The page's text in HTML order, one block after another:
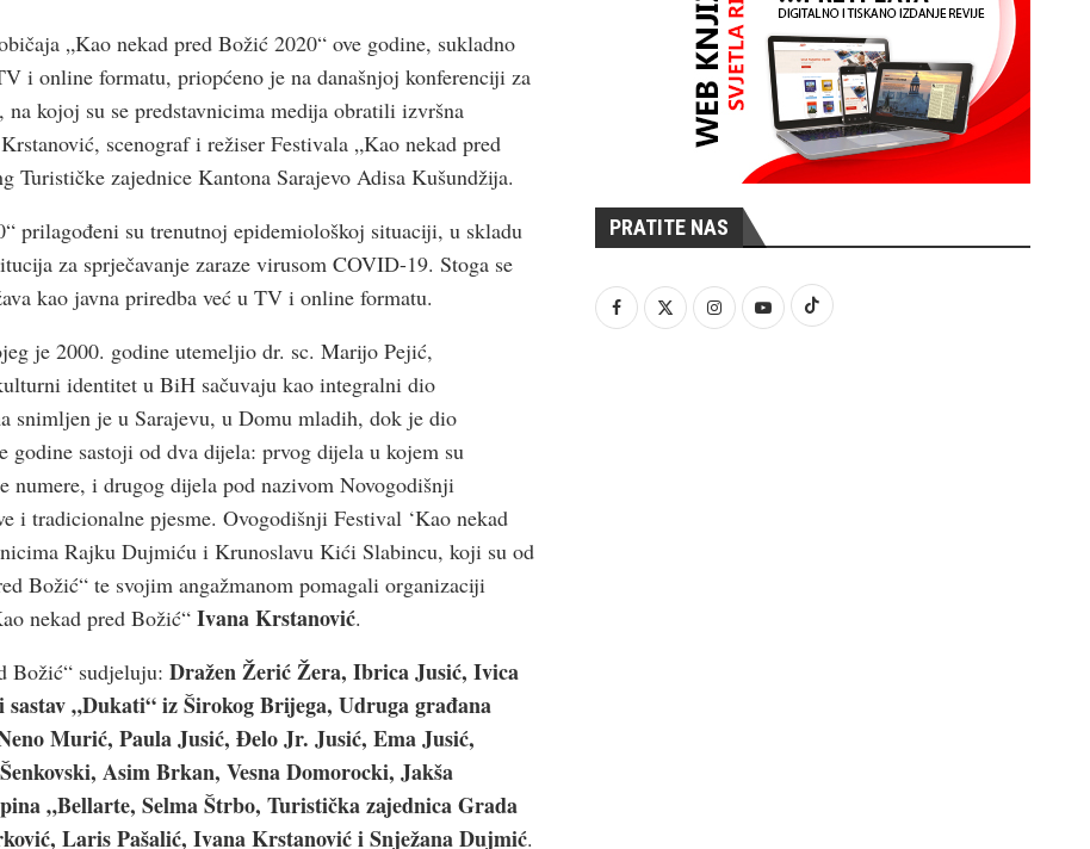
„Kao nekad pred Božić 2020“ ove godine, sukladno
i online formatu, priopćeno je na današnjoj konferenciji za
kojoj su se predstavnicima medija obratili izvršna
scenograf i režiser Festivala „Kao nekad pred
zajednice Kantona Sarajevo Adisa Kušundžija.
prilagođeni su trenutnoj epidemiološkoj situaciji, u skladu
za sprječavanje zaraze virusom COVID-19. Stoga se
kao javna priredba već u TV i online formatu.
je 2000. godine utemeljio dr. sc. Marijo Pejić,
identitet u BiH sačuvaju kao integralni dio
snimljen je u Sarajevu, u Domu mladih, dok je dio
sastoji od dva dijela: prvog dijela u kojem su
numere, i drugog dijela pod nazivom Novogodišnji
i tradicionalne pjesme. Ovogodišnji Festival ‘Kao nekad
Rajku Dujmiću i Krunoslavu Kići Slabincu, koji su od
Božić“ te svojim angažmanom pomagali organizaciji
nekad pred Božić“ Ivana Krstanović.
Božić“ sudjeluju: Dražen Žerić Žera, Ibrica Jusić, Ivica
„Dukati“ iz Širokog Brijega, Udruga građana
Murić, Paula Jusić, Đelo Jr. Jusić, Ema Jusić,
Asim Brkan, Vesna Domorocki, Jakša
„Bellarte, Selma Štrbo, Turistička zajednica Grada
Laris Pašalić, Ivana Krstanović i Snježana Dujmić.
PRATITE NAS